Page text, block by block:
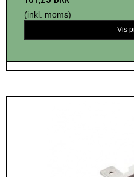
(inkl. moms)
Vis